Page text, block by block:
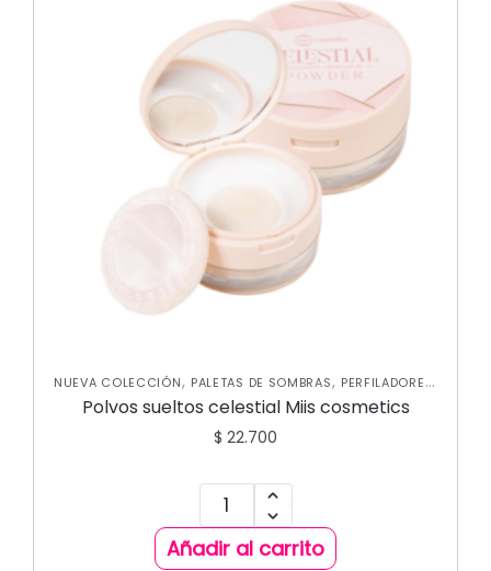
NUEVA COLECCIÓN, PALETAS DE SOMBRAS, PERFILADORES,
POLVOS ROSTRO
Polvos sueltos celestial Miis cosmetics
$ 22.700
Añadir al carrito